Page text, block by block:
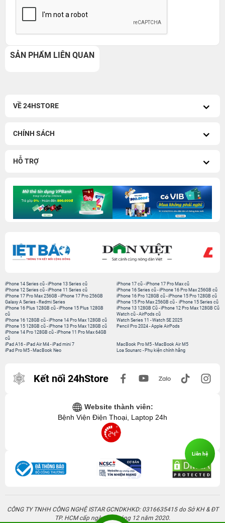
SẢN PHẨM LIÊN QUAN
VỀ 24HSTORE
CHÍNH SÁCH
HỖ TRỢ
iPhone 14 Series cũ -iPhone 13 Series cũ
iPhone 12 Series cũ -iPhone 11 Series cũ
iPhone 17 Pro Max 256GB -iPhone 17 Pro 256GB
Galaxy A Series - Redmi Series
iPhone 17 cũ-iPhone 17 Pro Max cũ
iPhone 16 Series cũ- iPhone 16 Pro Max 256GB cũ
iPhone 16 Pro 128GB cũ-iPhone 15 Pro 128GB cũ
iPhone 15 Pro Max 256GB cũ- iPhone 15 Series cũ
iPhone 16 Plus 128GB cũ -iPhone 15 Plus 128GB
cũ
iPhone 16 128GB cũ -iPhone 14 Pro Max 128GB cũ
iPhone 15 128GB cũ -iPhone 13 Pro Max 128GB cũ
iPhone 14 Pro 128GB cũ -iPhone 11 Pro Max 64GB
cũ
iPhone 13 128GB Cũ-iPhone 12 Pro Max 128GB Cũ
Watch cũ-AirPods cũ
Watch Series 11 -Watch SE 2025
Pencil Pro 2024-Apple AirPods
iPad A16 -iPad Air M4 -iPad mini 7
iPad Pro M5 - MacBook Neo
MacBook Pro M5- MacBook Air M5
Loa Sounarc- Phụ kiện chính hãng
Kết nối 24hStore
Website thành viên:
Bệnh Viện Điện Thoại, Laptop 24h
CÔNG TY TNHH CÔNG NGHỆ ISTAR GCNDKHKD: 0316635415 do Sở KH & ĐT
TP. HCM cấp ngày 11 tháng 12 năm 2020.
Liên hệ